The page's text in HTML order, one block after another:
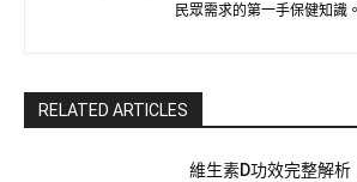
民眾需求的第一手保健知識。
RELATED ARTICLES
維生素D功效完整解